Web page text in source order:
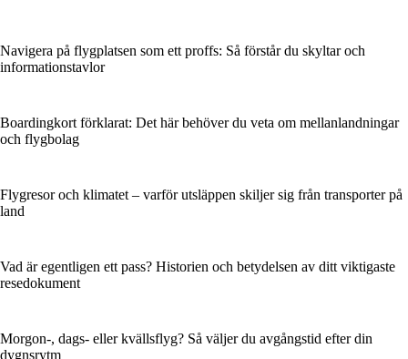
Navigera på flygplatsen som ett proffs: Så förstår du skyltar och
informationstavlor
Boardingkort förklarat: Det här behöver du veta om mellanlandningar
och flygbolag
Flygresor och klimatet – varför utsläppen skiljer sig från transporter på
land
Vad är egentligen ett pass? Historien och betydelsen av ditt viktigaste
resedokument
Morgon-, dags- eller kvällsflyg? Så väljer du avgångstid efter din
dygnsrytm